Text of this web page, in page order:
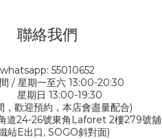
聯絡我們
whatsapp: 55010652
/ 星期一至六 13:00-20:30
期日 13:00-19:30
，歡迎預約，本店會盡量配合)
道24-26號東角Laforet 2樓279號舖
站E出口, SOGO斜對面)